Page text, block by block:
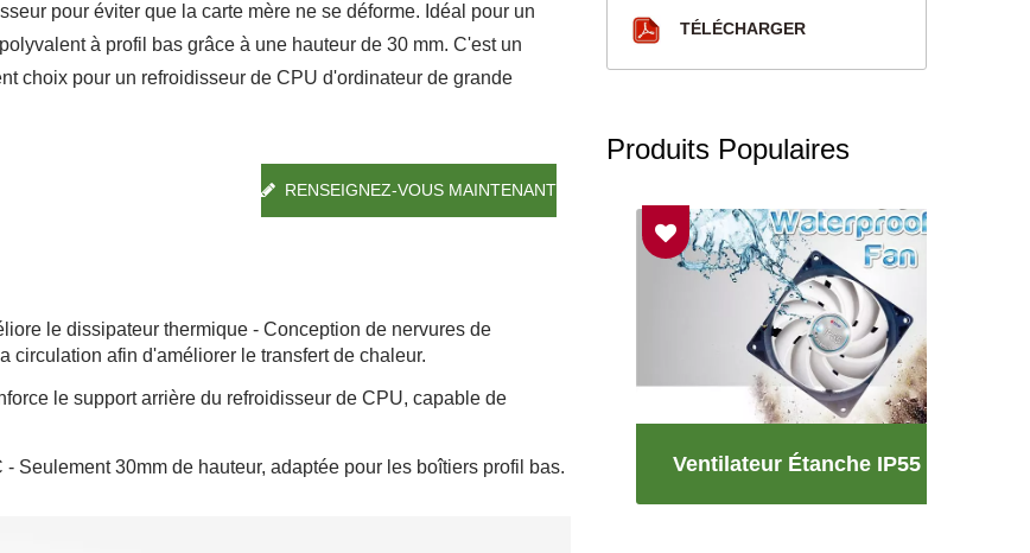
pour éviter que la carte mère ne se déforme. Idéal pour un
à profil bas grâce à une hauteur de 30 mm. C'est un
choix pour un refroidisseur de CPU d'ordinateur de grande
RENSEIGNEZ-VOUS MAINTENANT
le dissipateur thermique - Conception de nervures de
circulation afin d'améliorer le transfert de chaleur.
le support arrière du refroidisseur de CPU, capable de
Seulement 30mm de hauteur, adaptée pour les boîtiers profil bas.
TÉLÉCHARGER
Produits Populaires
Étanche IP55
Ventilateur De Réfrigérateur
Ventilateur Étanche IP55